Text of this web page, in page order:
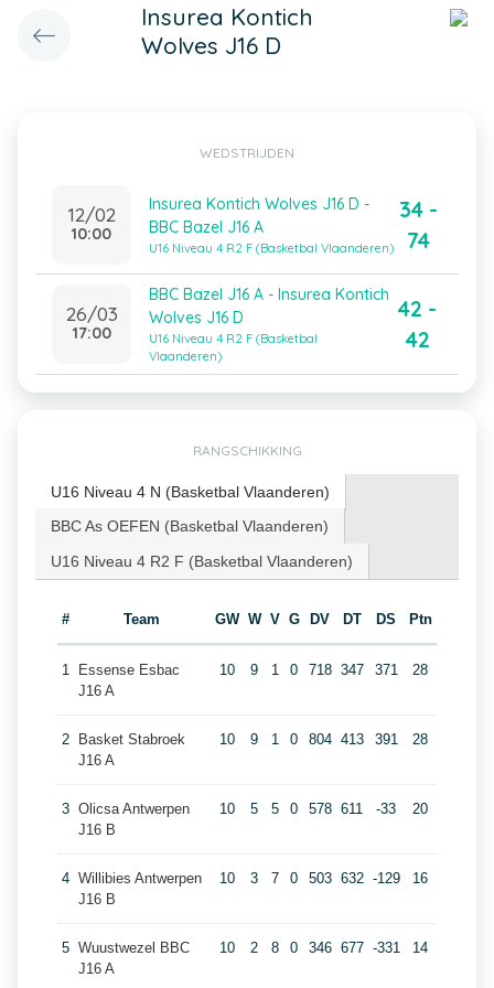
Insurea Kontich
Wolves J16 D
WEDSTRIJDEN
12/02
10:00
Insurea Kontich Wolves J16 D -
BBC Bazel J16 A
U16 Niveau 4 R2 F (Basketbal Vlaanderen)
34 -
74
26/03
17:00
BBC Bazel J16 A - Insurea Kontich
Wolves J16 D
U16 Niveau 4 R2 F (Basketbal
Vlaanderen)
42 -
42
RANGSCHIKKING
U16 Niveau 4 N (Basketbal Vlaanderen)
BBC As OEFEN (Basketbal Vlaanderen)
U16 Niveau 4 R2 F (Basketbal Vlaanderen)
# Team GW W V G DV DT DS Ptn
1
Essense Esbac
J16 A
10 9 1 0 718 347 371 28
2
Basket Stabroek
J16 A
10 9 1 0 804 413 391 28
3 Olicsa Antwerpen
J16 B
10 5 5 0 578 611 -33 20
4 Willibies Antwerpen
J16 B
10 3 7 0 503 632 -129 16
5 Wuustwezel BBC
J16 A
10 2 8 0 346 677 -331 14